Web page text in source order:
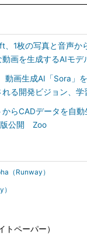
、1枚の写真と音声か
画を生成するAIモデ
動画生成AI「Sora」
れる開発ビジョン、
からCADデータを自
版公開 Zoo
（Runway）
トペーパー）